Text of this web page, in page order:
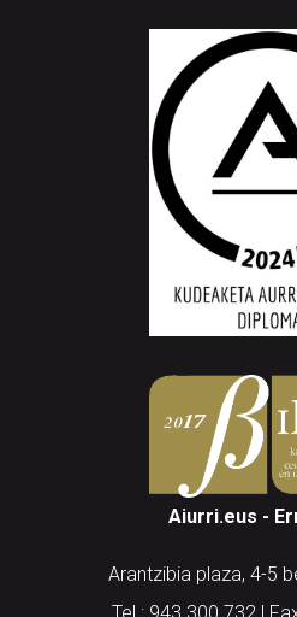
Aiurri.eus -
Arantzibia plaza, 4-5